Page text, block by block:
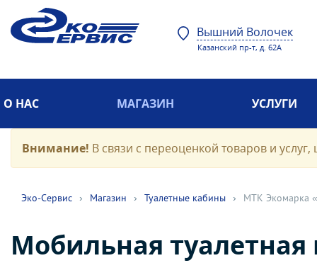
Вышний Волочек
Казанский пр-т, д. 62А
О НАС МАГАЗИН УСЛУГИ
Внимание! В связи с переоценкой товаров и
Эко-Cервис › Магазин › Туалетные кабины › МТК Экомарка
Мобильная